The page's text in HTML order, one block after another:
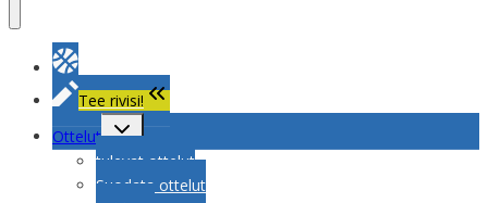
Tee rivisi!
Ottelut
Toggle
child
menu
tulevat ottelut
Suodata ottelut